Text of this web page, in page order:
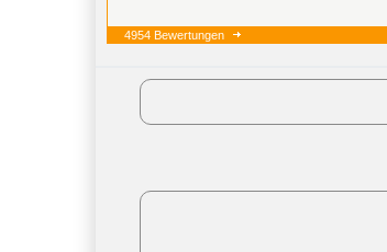
4954 Bewertungen